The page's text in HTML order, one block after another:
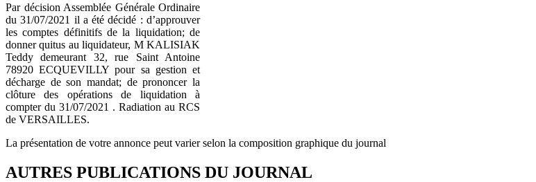
Par décision Assemblée Générale Ordinaire
du 31/07/2021 il a été décidé : d’approuver
les comptes définitifs de la liquidation; de
donner quitus au liquidateur, M KALISIAK
Teddy demeurant 32, rue Saint Antoine
78920 ECQUEVILLY pour sa gestion et
décharge de son mandat; de prononcer la
clôture des opérations de liquidation à
compter du 31/07/2021 . Radiation au RCS
de VERSAILLES.
La présentation de votre annonce peut varier selon la composition graphique du journal
AUTRES PUBLICATIONS DU JOURNAL